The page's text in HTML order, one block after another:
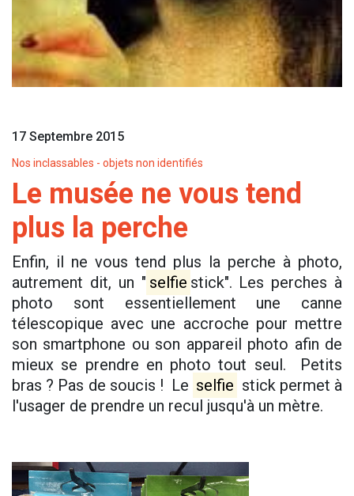
17 Septembre 2015
Nos inclassables - objets non identifiés
Le musée ne vous tend
plus la perche
Enfin, il ne vous tend plus la perche à photo,
autrement dit, un " selfie stick". Les perches à
photo sont essentiellement une canne
télescopique avec une accroche pour mettre
son smartphone ou son appareil photo afin de
mieux se prendre en photo tout seul. Petits
bras ? Pas de soucis ! Le selfie stick permet à
l'usager de prendre un recul jusqu'à un mètre.